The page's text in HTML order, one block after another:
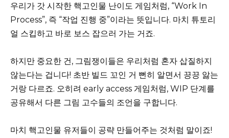
우리가 갓 시작한 핵고인물 난이도 게임처럼, “Work In
Process”, 즉 “작업 진행 중”이라는 뜻입니다. 마치 튜토리
얼 스킵하고 바로 보스 잡으러 가는 거죠.
하지만 중요한 건, 그림쟁이들은 우리처럼 혼자 삽질하지
않는다는 겁니다! 초반 빌드 꼬인 거 뻔히 알면서 끙끙 앓는
거랑 다르죠. 오히려 early access 게임처럼, WIP 단계를
공유해서 다른 그림 고수들의 조언을 구합니다.
마치 핵고인물 유저들이 공략 만들어주는 것처럼 말이죠!